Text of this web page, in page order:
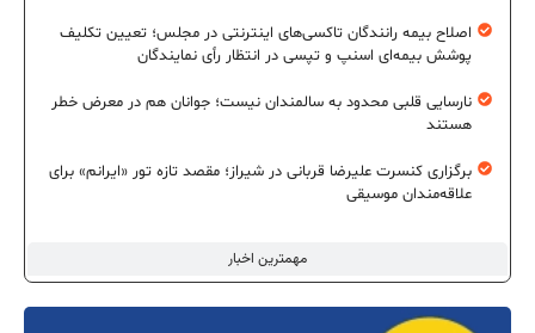
مهمترین اخبار
اصلاح بیمه رانندگان تاکسی‌های اینترنتی در مجلس؛ تعیین تکلیف
پوشش بیمه‌ای اسنپ و تپسی در انتظار رأی نمایندگان
نارسایی قلبی محدود به سالمندان نیست؛ جوانان هم در معرض خطر
هستند
برگزاری کنسرت علیرضا قربانی در شیراز؛ مقصد تازه تور «ایرانم» برای
علاقه‌مندان موسیقی